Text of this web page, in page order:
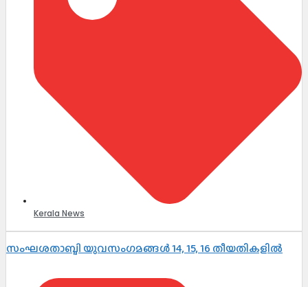
Kerala News
സംഘശതാബ്ദി യുവസംഗമങ്ങള്‍ 14, 15, 16 തീയതികളില്‍